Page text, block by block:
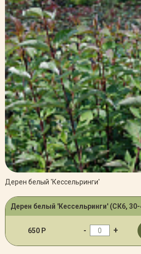
Дерен белый 'Кессельринги'
Дерен белый 'Кессельринги' (СК6,
650 Р - +